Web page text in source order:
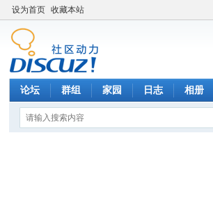
设为首页 收藏本站
论坛 群组 家园 日志 相册